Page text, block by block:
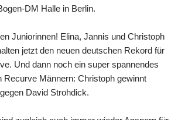
DM Halle in Berlin.
Juniorinnen! Elina, Jannis und Christoph
jetzt den neuen deutschen Rekord für
Und dann noch ein super spannendes
Recurve Männern: Christoph gewinnt
David Strohdick.